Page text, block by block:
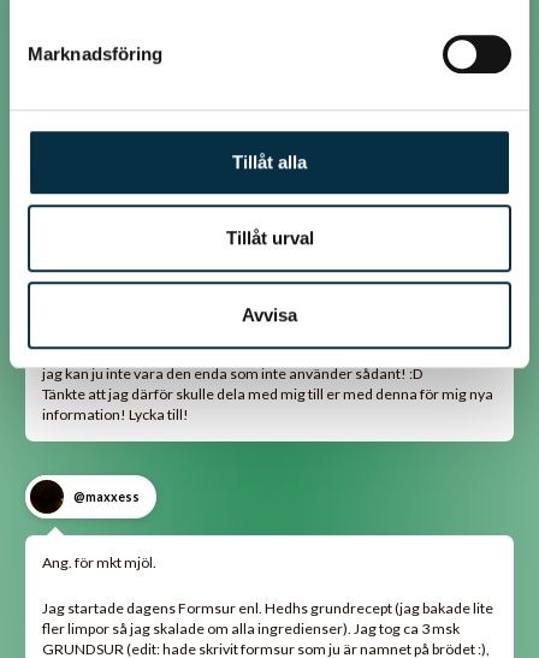
Marknadsföring
Tillåt alla
Tillåt urval
Avvisa
nu har jag pratat med en bagare och han berättade varför:
I Jan Hedhs böcker om bröd använder han alltid havssalt (flingsalt)
och eftersom jag inte köper sådant så tar jag alltid vanligt salt. Men
bordssalt så därför bör man minska saltet om man tar vanligt!
en liten miss av Jan Hedh att inte skriva att flingsaltet inte är lika salt,
jag kan ju inte vara den enda som inte använder sådant! :D
Tänkte att jag därför skulle dela med mig till er med denna för mig nya
information! Lycka till!
@maxxess
Ang. för mkt mjöl.
Jag startade dagens Formsur enl. Hedhs grundrecept (jag bakade lite
fler limpor så jag skalade om alla ingredienser). Jag tog ca 3 msk
GRUNDSUR (edit: hade skrivit formsur som ju är namnet på brödet :),